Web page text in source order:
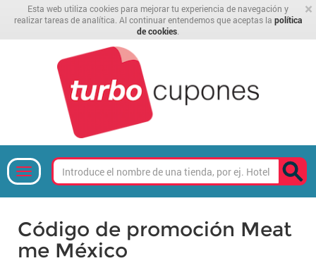
×
Esta web utiliza cookies para mejorar tu experiencia de navegación y
realizar tareas de analítica. Al continuar entendemos que aceptas la política
de cookies
Código de promoción Meat
me México